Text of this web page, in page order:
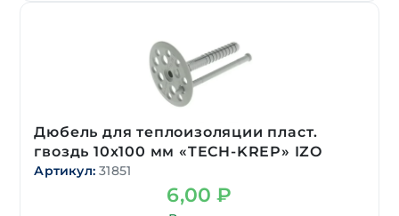
Дюбель для теплоизоляции пласт.
гвоздь 10х100 мм «TECH-KREP» IZO
Артикул: 31851
6,00₽